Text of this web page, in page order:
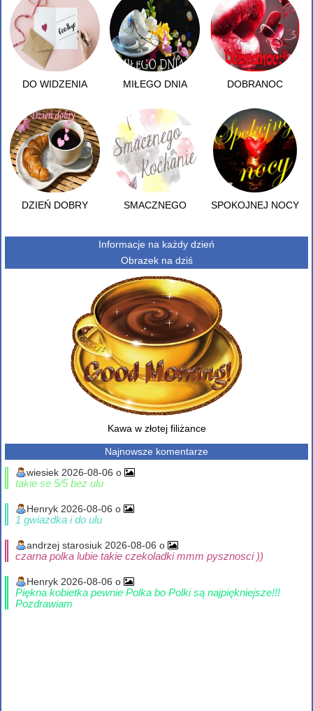
DO WIDZENIA MIŁEGO DNIA DOBRANOC
DZIEŃ DOBRY SMACZNEGO SPOKOJNEJ NOCY
Informacje na każdy dzień
Obrazek na dziś
Kawa w złotej filiżance
Najnowsze komentarze
wiesiek 2026-08-06 o
takie se 5/5 bez ulu
Henryk 2026-08-06 o
1 gwiazdka i do ulu
andrzej starosiuk 2026-08-06 o
czarna polka lubie takie czekoladki mmm pysznosci ))
Henryk 2026-08-06 o
Piękna kobietka pewnie Polka bo Polki są najpiękniejsze!!!
Pozdrawiam